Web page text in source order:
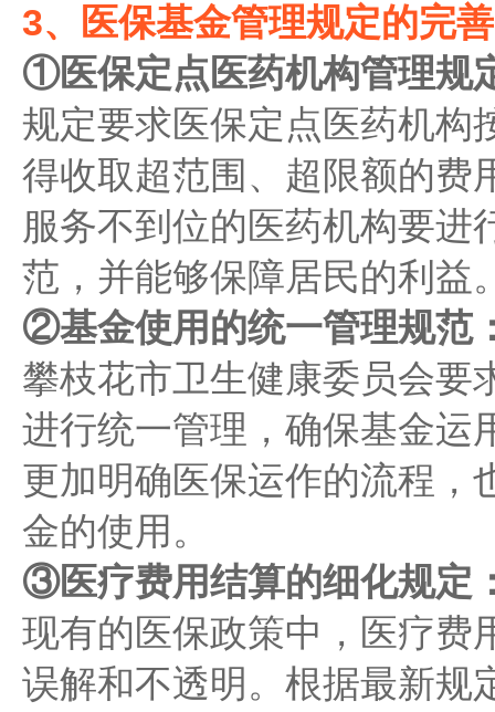
3、医保基金管理规定的完善
①医保定点医药机构管理规
规定要求医保定点医药机构
得收取超范围、超限额的费
服务不到位的医药机构要进
范，并能够保障居民的利益
②基金使用的统一管理规范
攀枝花市卫生健康委员会要
进行统一管理，确保基金运
更加明确医保运作的流程，
金的使用。
③医疗费用结算的细化规定
现有的医保政策中，医疗费
误解和不透明。根据最新规